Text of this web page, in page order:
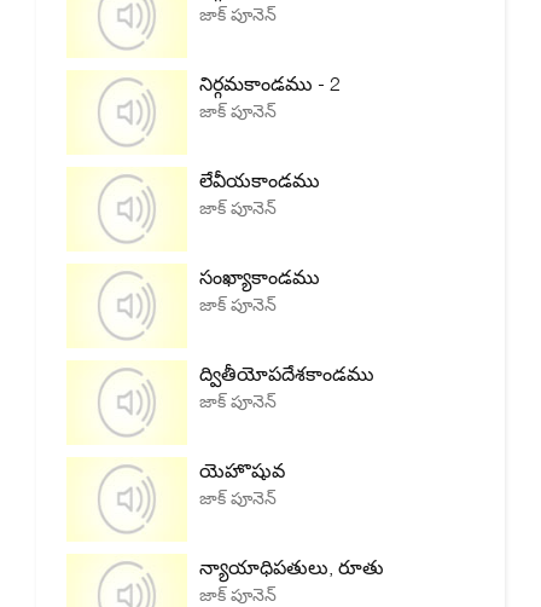
జాక్ పూనెన్
నిర్గమకాండము - 2
జాక్ పూనెన్
లేవీయకాండము
జాక్ పూనెన్
సంఖ్యాకాండము
జాక్ పూనెన్
ద్వితీయోపదేశకాండము
జాక్ పూనెన్
యెహొషువ
జాక్ పూనెన్
న్యాయాధిపతులు, రూతు
జాక్ పూనెన్